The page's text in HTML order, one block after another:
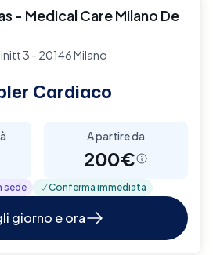
- Medical Care Milano De
3 - 20146 Milano
Cardiaco
A partire da
200€
sede Conferma immediata
giorno e ora